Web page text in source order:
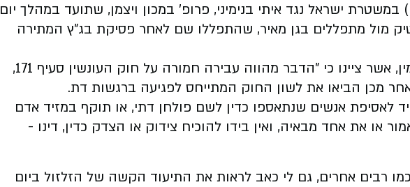
ישראל נגד איתי בנימיני, פרופ׳ במכון ויצמן, שתועד במהלך יום
מול מתפללים בגן מאיר, שהתפללו שם לאחר פסיקת בג״ץ המתירה
את התלונה הגישו פעילי ימין, אשר ציינו כי ״הדבר מהווה עבירה חמורה על חוק העונשין סעיף 171,
מכן הביאו את לשון החוק המתייחס לפגיעה ברגשות דת.
לאסיפת אנשים שנתאספו כדין לשם פולחן דתי, או תוקף במזיד אדם
או את אחד מבאיה, ואין בידו להוכיח צידוק או הצדק כדין, דינו -
רבים אחרים, גם לי כאב לראות את התיעוד הקשה של הזלזול ביום